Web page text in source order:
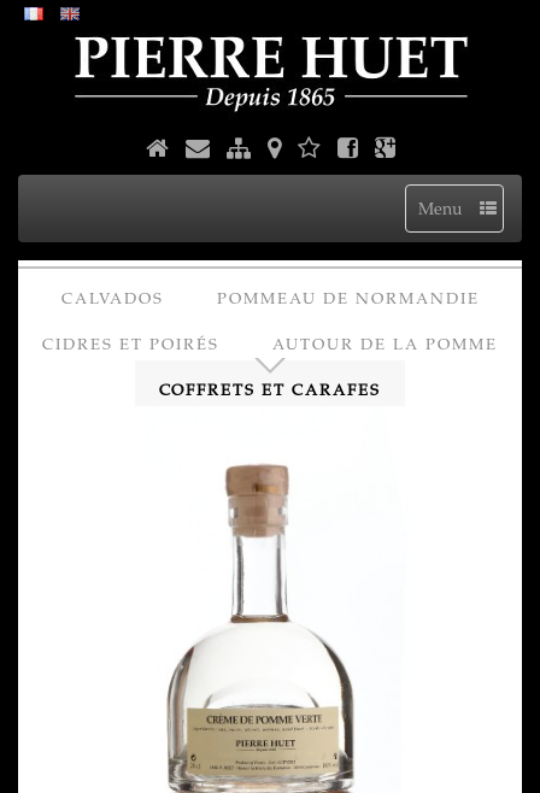
Menu
CALVADOS POMMEAU DE NORMANDIE
CIDRES ET POIRÉS AUTOUR DE LA POMME
COFFRETS ET CARAFES